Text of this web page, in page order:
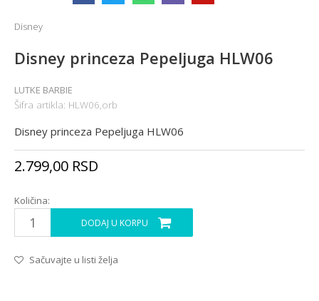
Disney
Disney princeza Pepeljuga HLW06
LUTKE BARBIE
Šifra artikla: HLW06,orb
Disney princeza Pepeljuga HLW06
2.799,00 RSD
Količina:
DODAJ U KORPU
Sačuvajte u listi želja